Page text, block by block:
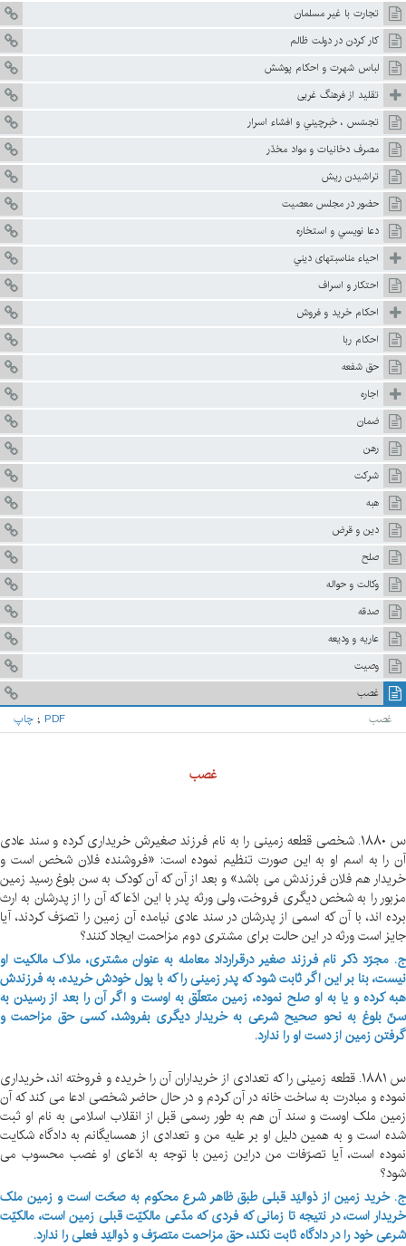
تجارت با غير مسلمان
كار كردن در دولت ظالم
لباس شهرت و احكام پوشش
تقليد از فرهنگ غربى
تجسّس ، خبرچيني و افشاء اسرار
مصرف دخانيات و مواد مخدّر
تراشيدن ريش
حضور در مجلس معصيت
دعا نويسي و استخاره
احياء مناسبتهاى ديني
احتكار و اسراف
احكام خريد و فروش
احكام ربا
حق شفعه
اجاره
ضمان
رهن
شركت
هبه
دين و قرض
صلح
وكالت و حواله
صدقه
عاريه و وديعه
وصيت
غصب
غصب چاپ ; PDF
غصب
س ۱۸۸۰. شخصی قطعه زمینی را به نام فرزند صغیرش خریداری کرده و سند عادی
آن را به اسم او به این صورت تنظیم نموده است: «فروشنده فلان شخص است و
خریدار هم فلان فرزندش می باشد» و بعد از آن که آن کودک به سن بلوغ رسید زمین
مزبور را به شخص دیگری فروخت، ولی ورثه پدر با این ادّعا که آن را از پدرشان به ارث
برده اند، با آن که اسمی از پدرشان در سند عادی نیامده آن زمین را تصرّف کردند، آیا
جایز است ورثه در این حالت برای مشتری دوم مزاحمت ایجاد کنند؟
ج. مجرّد ذکر نام فرزند صغیر درقرارداد معامله به عنوان مشتری، ملاک مالکیت او
نیست، بنا بر این اگر ثابت شود که پدر زمینی را که با پول خودش خریده، به فرزندش
هبه کرده و یا به او صلح نموده، زمین متعلّق به اوست و اگر آن را بعد از رسیدن به
سنّ بلوغ به نحو صحیح شرعی به خریدار دیگری بفروشد، کسی حق مزاحمت و
گرفتن زمین از دست او را ندارد.
س ۱۸۸۱. قطعه زمینی را که تعدادی از خریداران آن را خریده و فروخته اند، خریداری
نموده و مبادرت به ساخت خانه در آن کردم و در حال حاضر شخصی ادعا می کند که آن
زمین ملک اوست و سند آن هم به طور رسمی قبل از انقلاب اسلامی به نام او ثبت
شده است و به همین دلیل او بر علیه من و تعدادی از همسایگانم به دادگاه شکایت
نموده است، آیا تصرّفات من دراین زمین با توجه به ادّعای او غصب محسوب می
شود؟
ج. خرید زمین از ذوالیَد قبلی طبق ظاهر شرع محکوم به صحّت است و زمین ملک
خریدار است، در نتیجه تا زمانی که فردی که مدّعی مالکیّت قبلی زمین است، مالکیّت
شرعی خود را در دادگاه ثابت نکند، حق مزاحمت متصرّف و ذوالیَد فعلی را ندارد.